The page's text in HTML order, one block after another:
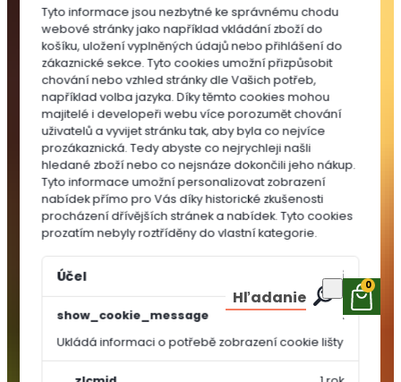
Tyto informace jsou nezbytné ke správnému chodu
webové stránky jako například vkládání zboží do
košíku, uložení vyplněných údajů nebo přihlášení do
zákaznické sekce. Tyto cookies umožní přizpůsobit
chování nebo vzhled stránky dle Vašich potřeb,
například volba jazyka. Díky těmto cookies mohou
majitelé i developeři webu více porozumět chování
uživatelů a vyvijet stránku tak, aby byla co nejvíce
prozákaznická. Tedy abyste co nejrychleji našli
hledané zboží nebo co nejsnáze dokončili jeho nákup.
Tyto informace umožní personalizovat zobrazení
nabídek přímo pro Vás díky historické zkušenosti
procházení dřívějších stránek a nabídek. Tyto cookies
prozatím nebyly roztříděny do vlastní kategorie.
Účel Vypršení
show_cookie_message
Ukládá informaci o potřebě zobrazení cookie lišty
1 rok
substrátů
MULČOVACÍ
KŮRA
SEMÍNKA
Hľadanie
0